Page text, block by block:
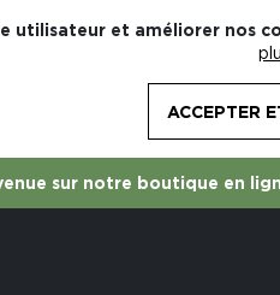
utilisateur et améliorer nos
ACCEPTER
sur notre boutique en